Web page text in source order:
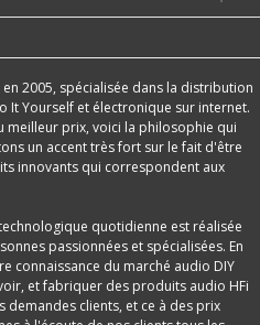
2005, spécialisée dans la distribution
It Yourself et électronique sur internet.
prix, voici la philosophie qui
un accent très fort sur le fait d'être
innovants qui correspondent aux
quotidienne est réalisée
passionnées et spécialisées. En
connaissance du marché audio DIY
et fabriquer des produits audio HFi
clients, et ce à des prix